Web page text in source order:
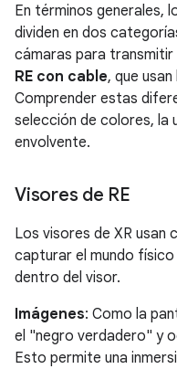
En términos generales,
dividen en dos
cámaras para
RE con cable, que
Comprender estas
selección de colores, la
envolvente.
Visores de RE
Los visores de XR usan
capturar el mundo
dentro del visor.
Imágenes: Como la
el "negro verdadero" y
Esto permite una